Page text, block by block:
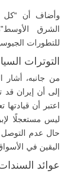
وأضاف أن “كل
الشرق
للتطورات
التوترات
من جانبه، أشار
إلى أن إيران قد
اعتبر أن
ليس مستعجلًا
حال عدم التوصل
اليقين في
عوائد